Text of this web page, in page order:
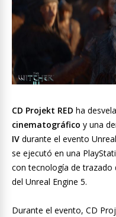
CD Projekt RED ha
cinematográfico y una
IV durante el evento
se ejecutó en una
con tecnología de trazado
del Unreal Engine 5.
Durante el evento, CD